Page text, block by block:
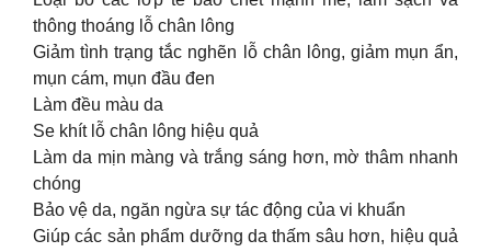
thông thoáng lỗ chân lông
Giảm tình trạng tắc nghẽn lỗ chân lông, giảm mụn ẩn,
mụn cám, mụn đầu đen
Làm đều màu da
Se khít lỗ chân lông hiệu quả
Làm da mịn màng và trắng sáng hơn, mờ thâm nhanh
chóng
Bảo vệ da, ngăn ngừa sự tác động của vi khuẩn
Giúp các sản phẩm dưỡng da thấm sâu hơn, hiệu quả